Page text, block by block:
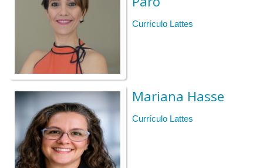
15h20 | Coffee break
15h40 | ATIVIDADE 3:
16h30 | Síntese final
17h00| Autoavaliação
Currículo Lattes
Mariana Hasse
Currículo Lattes